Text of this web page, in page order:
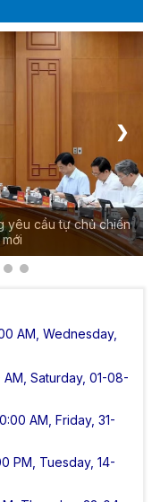
yêu cầu tự chủ chiến
❯
AM, Wednesday,
Saturday, 01-08-
AM, Friday, 31-
PM, Tuesday, 14-